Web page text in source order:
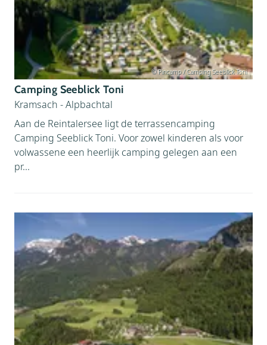
© Pincamp / Camping Seeblick Toni
Camping Seeblick Toni
Kramsach - Alpbachtal
Aan de Reintalersee ligt de terrassencamping
Camping Seeblick Toni. Voor zowel kinderen als voor
volwassene een heerlijk camping gelegen aan een
pr...